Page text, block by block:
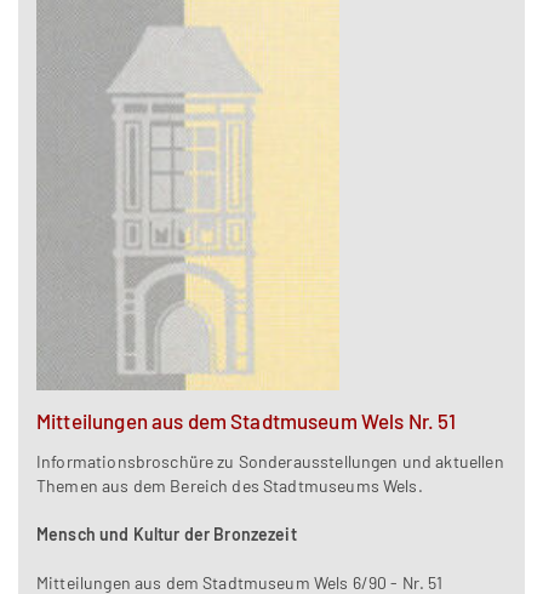
Mitteilungen aus dem Stadtmuseum Wels Nr. 51
Informationsbroschüre zu Sonderausstellungen und aktuellen
Themen aus dem Bereich des Stadtmuseums Wels.
Mensch und Kultur der Bronzezeit
Mitteilungen aus dem Stadtmuseum Wels 6/90 - Nr. 51